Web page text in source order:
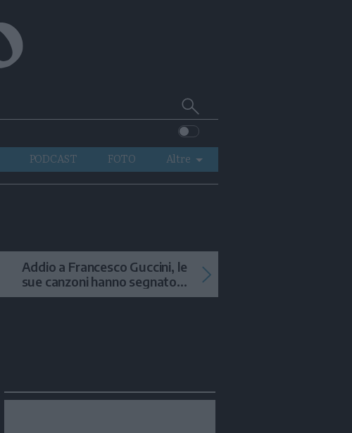
Cerca
su
Trentino
PODCAST FOTO
Altre
VIDEO
Addio a Francesco Guccini, le
sue canzoni hanno segnato
la storia